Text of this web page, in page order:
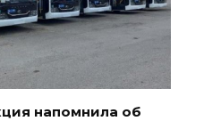
напомнила об